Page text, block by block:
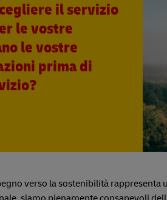
il servizio
le vostre
le vostre
prima di
verso la sostenibilità